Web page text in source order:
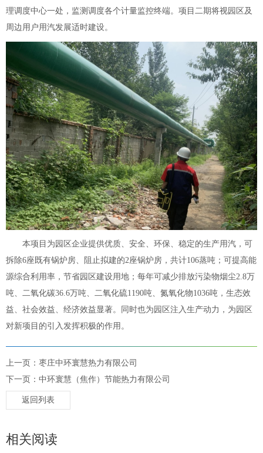
理调度中心一处，监测调度各个计量监控终端。项目二期将视园区及
周边用户用汽发展适时建设。
本项目为园区企业提供优质、安全、环保、稳定的生产用汽，可
拆除6座既有锅炉房、阻止拟建的2座锅炉房，共计106蒸吨；可提高能
源综合利用率，节省园区建设用地；每年可减少排放污染物烟尘2.8万
吨、二氧化碳36.6万吨、二氧化硫1190吨、氮氧化物1036吨，生态效
益、社会效益、经济效益显著。同时也为园区注入生产动力，为园区
对新项目的引入发挥积极的作用。
上一页：枣庄中环寰慧热力有限公司
下一页：中环寰慧（焦作）节能热力有限公司
返回列表
相关阅读